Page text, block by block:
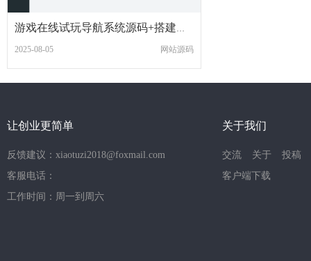
2025-08-05 网站源码
让创业更简单
反馈建议：xiaotuzi2018@foxmail.com
客服电话：
工作时间：周一到周六
关于我们
交流 关于
投稿
客户端下载